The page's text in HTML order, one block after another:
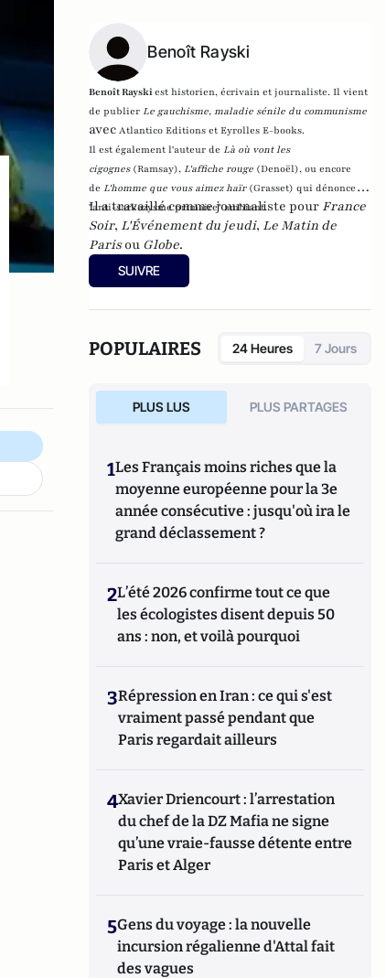
Benoît Rayski
Benoît Rayskiest historien, écrivain et journaliste. Il vient
de publierLe gauchisme, maladie sénile du communisme
avecAtlantico Editions et Eyrolles E-books.
Il est également l'auteur deLà où vont les
cigognes (Ramsay),L'affiche rouge (Denoël), ou encore
deL'homme que vous aimez haïr (Grasset) qui dénonce l'
"anti-sarkozysme primaire" ambiant.
Il a travaillé comme journaliste pour France
Soir, L'Événement du jeudi, Le Matin de
Parisou Globe.
SUIVRE
POPULAIRES 24 Heures 7 Jours
PLUS LUS PLUS PARTAGES
1Les Français moins riches que la
moyenne européenne pour la 3e
année consécutive : jusqu'où ira le
grand déclassement ?
2L’été 2026 confirme tout ce que
les écologistes disent depuis 50
ans : non, et voilà pourquoi
3Répression en Iran : ce qui s'est
vraiment passé pendant que
Paris regardait ailleurs
4Xavier Driencourt : l’arrestation
du chef de la DZ Mafia ne signe
qu’une vraie-fausse détente entre
Paris et Alger
5Gens du voyage : la nouvelle
incursion régalienne d'Attal fait
des vagues